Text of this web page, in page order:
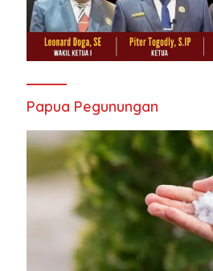
Papua Pegunungan